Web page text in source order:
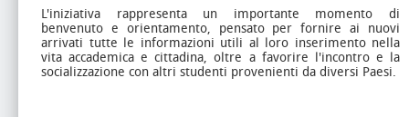
L'iniziativa rappresenta un importante momento di
benvenuto e orientamento, pensato per fornire ai nuovi
arrivati tutte le informazioni utili al loro inserimento nella
vita accademica e cittadina, oltre a favorire l'incontro e la
socializzazione con altri studenti provenienti da diversi Paesi.